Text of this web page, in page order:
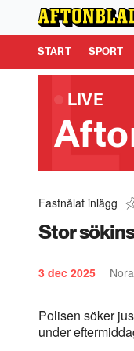
START SPORT
Tipsa oss
LIVE
Explosion i
1:10
Fastnålat inlägg
Stor
3 dec 2025
Polisen söker
under